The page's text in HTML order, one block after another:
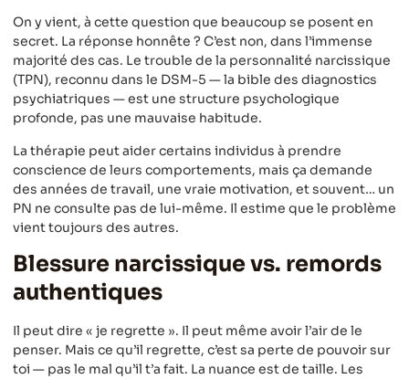
On y vient, à cette question que beaucoup se posent en
secret. La réponse honnête ? C’est non, dans l’immense
majorité des cas. Le trouble de la personnalité narcissique
(TPN), reconnu dans le DSM-5 — la bible des diagnostics
psychiatriques — est une structure psychologique
profonde, pas une mauvaise habitude.
La thérapie peut aider certains individus à prendre
conscience de leurs comportements, mais ça demande
des années de travail, une vraie motivation, et souvent… un
PN ne consulte pas de lui-même. Il estime que le problème
vient toujours des autres.
Blessure narcissique vs. remords
authentiques
Il peut dire « je regrette ». Il peut même avoir l’air de le
penser. Mais ce qu’il regrette, c’est sa perte de pouvoir sur
toi — pas le mal qu’il t’a fait. La nuance est de taille. Les